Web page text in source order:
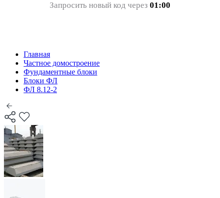
Запросить новый код через 01:00
Главная
Частное домостроение
Фундаментные блоки
Блоки ФЛ
ФЛ 8.12-2